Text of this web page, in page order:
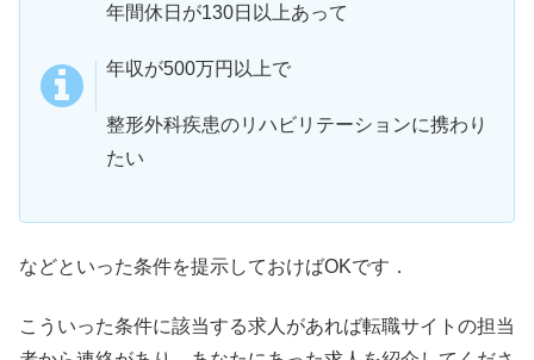
年間休日が130日以上あって
年収が500万円以上で
整形外科疾患のリハビリテーションに携わり
たい
などといった条件を提示しておけばOKです．
こういった条件に該当する求人があれば転職サイトの担当